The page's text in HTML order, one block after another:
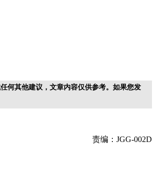
何其他建议，文章内容仅供参考。如果您发
责编：JGG-002D